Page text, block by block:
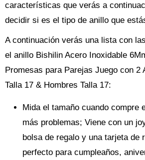
características que verás a
decidir si es el tipo de anillo que
A continuación verás una lista con
el anillo Bishilin Acero Inoxidable
Promesas para Parejas Juego con 2
Talla 17 & Hombres Talla 17:
Mida el tamaño cuando compre
más problemas; Viene con un
bolsa de regalo y una tarjeta de
perfecto para cumpleaños,